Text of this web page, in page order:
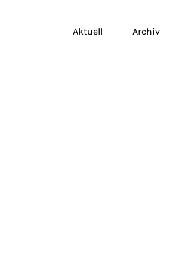
Aktuell Archiv